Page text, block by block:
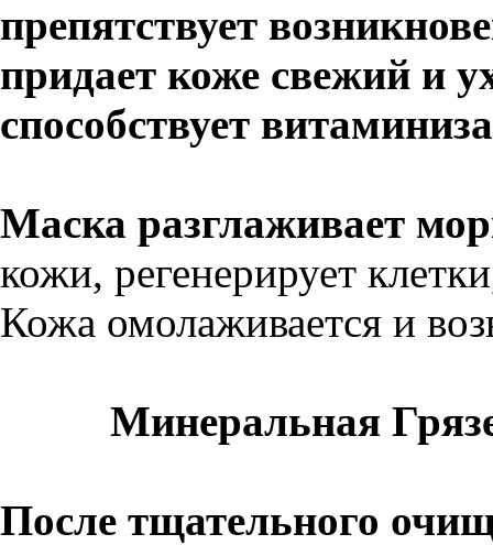
препятствует
придает коже свежий и
способствует
Маска разглаживает
кожи, регенерирует
Кожа омолаживается и
Минеральная
После тщательного